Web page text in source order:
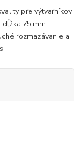
pre výtvarníkov.
75 mm.
rozmazávanie a